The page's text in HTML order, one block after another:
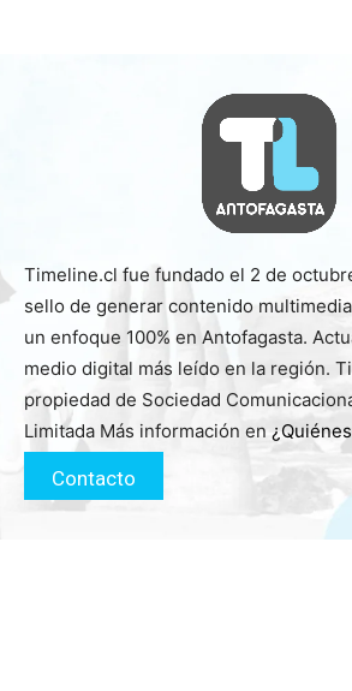
Timeline.cl fue fundado el 2 de
sello de generar contenido
un enfoque 100% en Antofagasta.
medio digital más leído en la región.
propiedad de Sociedad
Limitada Más información en
Contacto